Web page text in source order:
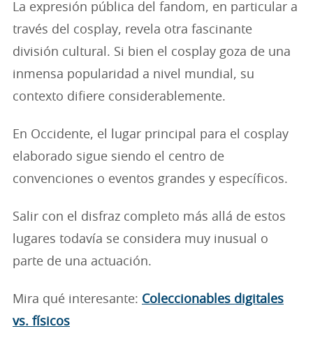
La expresión pública del fandom, en particular a
través del cosplay, revela otra fascinante
división cultural. Si bien el cosplay goza de una
inmensa popularidad a nivel mundial, su
contexto difiere considerablemente.
En Occidente, el lugar principal para el cosplay
elaborado sigue siendo el centro de
convenciones o eventos grandes y específicos.
Salir con el disfraz completo más allá de estos
lugares todavía se considera muy inusual o
parte de una actuación.
Mira qué interesante: Coleccionables digitales
vs. físicos